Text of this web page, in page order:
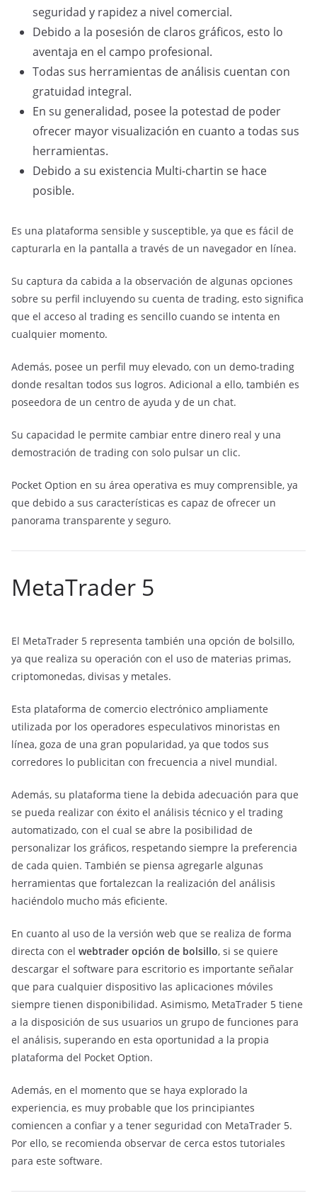
seguridad y rapidez a nivel comercial.
Debido a la posesión de claros gráficos, esto lo
aventaja en el campo profesional.
Todas sus herramientas de análisis cuentan con
gratuidad integral.
En su generalidad, posee la potestad de poder
ofrecer mayor visualización en cuanto a todas sus
herramientas.
Debido a su existencia Multi-chartin se hace
posible.
Es una plataforma sensible y susceptible, ya que es fácil de
capturarla en la pantalla a través de un navegador en línea.
Su captura da cabida a la observación de algunas opciones
sobre su perfil incluyendo su cuenta de trading, esto significa
que el acceso al trading es sencillo cuando se intenta en
cualquier momento.
Además, posee un perfil muy elevado, con un demo-trading
donde resaltan todos sus logros. Adicional a ello, también es
poseedora de un centro de ayuda y de un chat.
Su capacidad le permite cambiar entre dinero real y una
demostración de trading con solo pulsar un clic.
Pocket Option en su área operativa es muy comprensible, ya
que debido a sus características es capaz de ofrecer un
panorama transparente y seguro.
MetaTrader 5
El MetaTrader 5 representa también una opción de bolsillo,
ya que realiza su operación con el uso de materias primas,
criptomonedas, divisas y metales.
Esta plataforma de comercio electrónico ampliamente
utilizada por los operadores especulativos minoristas en
línea, goza de una gran popularidad, ya que todos sus
corredores lo publicitan con frecuencia a nivel mundial.
Además, su plataforma tiene la debida adecuación para que
se pueda realizar con éxito el análisis técnico y el trading
automatizado, con el cual se abre la posibilidad de
personalizar los gráficos, respetando siempre la preferencia
de cada quien. También se piensa agregarle algunas
herramientas que fortalezcan la realización del análisis
haciéndolo mucho más eficiente.
En cuanto al uso de la versión web que se realiza de forma
directa con el webtrader opción de bolsillo, si se quiere
descargar el software para escritorio es importante señalar
que para cualquier dispositivo las aplicaciones móviles
siempre tienen disponibilidad. Asimismo, MetaTrader 5 tiene
a la disposición de sus usuarios un grupo de funciones para
el análisis, superando en esta oportunidad a la propia
plataforma del Pocket Option.
Además, en el momento que se haya explorado la
experiencia, es muy probable que los principiantes
comiencen a confiar y a tener seguridad con MetaTrader 5.
Por ello, se recomienda observar de cerca estos tutoriales
para este software.